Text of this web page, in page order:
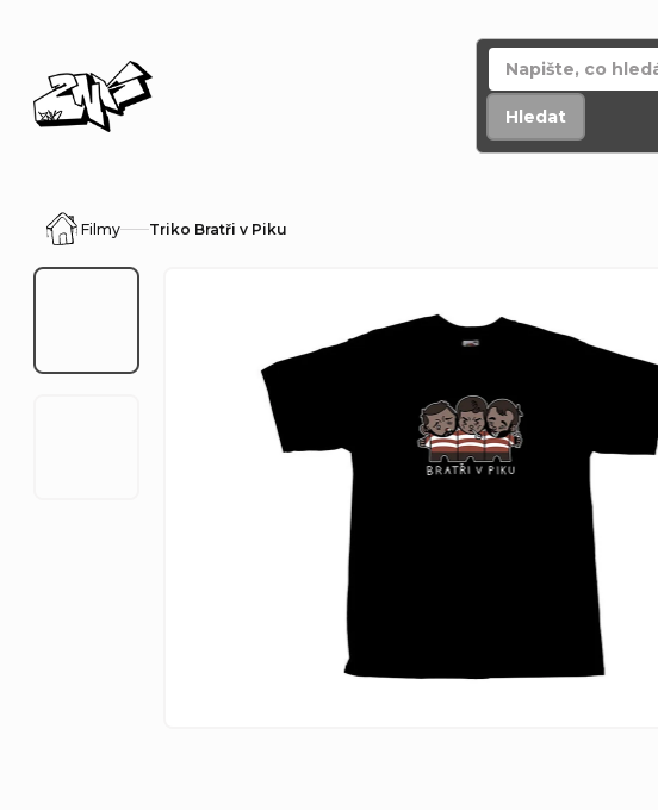
obsah
Hledat
Domů
Filmy Triko Bratři v Piku